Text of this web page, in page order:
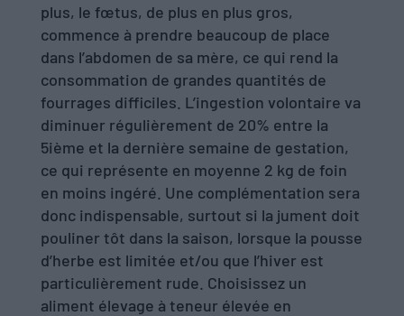
plus, le fœtus, de plus en plus gros,
commence à prendre beaucoup de place
dans l’abdomen de sa mère, ce qui rend la
consommation de grandes quantités de
fourrages difficiles. L’ingestion volontaire va
diminuer régulièrement de 20% entre la
5ième et la dernière semaine de gestation,
ce qui représente en moyenne 2 kg de foin
en moins ingéré. Une complémentation sera
donc indispensable, surtout si la jument doit
pouliner tôt dans la saison, lorsque la pousse
d’herbe est limitée et/ou que l’hiver est
particulièrement rude. Choisissez un
aliment élevage à teneur élevée en